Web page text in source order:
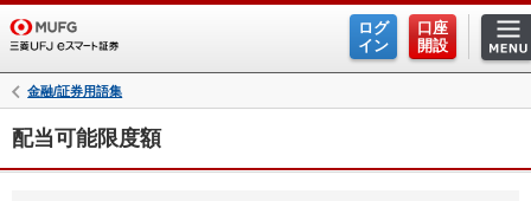
ログ
イン
口座
開設
金融/証券用語集
配当可能限度額